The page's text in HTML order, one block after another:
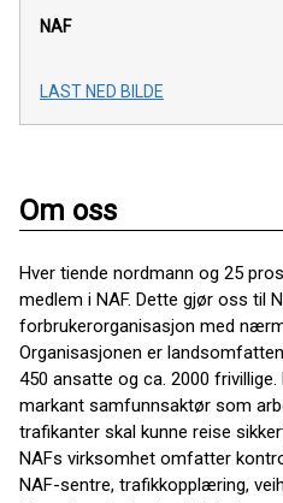
NAF
LAST NED BILDE
Om oss
Hver tiende nordmann og 25
medlem i NAF. Dette gjør oss til
forbrukerorganisasjon med
Organisasjonen er
450 ansatte og ca. 2000
markant samfunnsaktør som
trafikanter skal kunne reise
NAFs virksomhet omfatter
NAF-sentre, trafikkopplæring,